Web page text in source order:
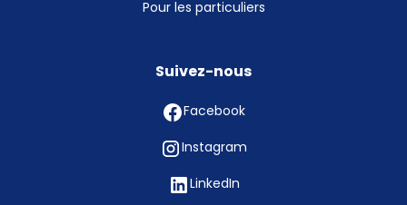
Pour les particuliers
Suivez-nous
Facebook
Instagram
LinkedIn